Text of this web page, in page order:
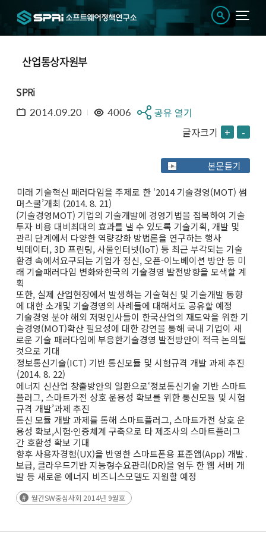
산업통상자원부
SPRi
2014.09.20 4006
공유 열기
글자크기 + -
본문듣기
미래 기술혁신 패러다임을 주제로 한 ‘2014 기술경영(MOT) 썸
머스쿨’개최 (2014. 8. 21)
(기술경영MOT) 기업의 기술개발에 경영기법을 접목하여 기술
투자 비용 대비최대의 효과를 낼 수 있도록 기술기획, 개발 및
관리 단계에서 다양한 역량강화 방법론을 연구하는 행사
빅데이터, 3D 프린팅, 사물인터넷(IoT) 등 최근 부각되는 기술
환경 속에서요구되는 기업가 정신, 오픈-이노베이션 방안 등 미
래 기술패러다임 변화와한국의 기술경영 발전방향을 모색할 계
획
또한, 실제 산업현장에서 발생하는 기술혁신 및 기술개발 동향
에 대한 소개및 기술경영의 사례들에 대해서도 공유할 예정
기술경영 분야 해외 저명인사들이 한국산업의 재도약을 위한 기
술경영(MOT)확산 필요성에 대한 강연을 통해 국내 기업이 새
로운 기술 패러다임에 부응한기술경영 발전방안이 적극 논의될
것으로 기대
정보통신기술(ICT) 기반 통신모듈 및 시험규격 개발 과제 추진
(2014. 8. 22)
에너지 신산업 창출방안의 일환으로‘정보통신기술 기반 스마트
플러그, 스마트가전 상호 운용성 확보를 위한 통신모듈 및 시험
규격 개발’과제 추진
통신 모듈 개발 과제를 통해 스마트플러그, 스마트가전 상호 운
용성 확보,시험·인증체계 구축으로 타 제조사의 스마트플러그
간 호환성 확보 기대
향후 사용자경험(UX)을 반영한 스마트폰용 표준앱(App) 개발․
보급, 클라우드기반 지능형수요관리(DR)을 염두 한 웹 서버 개
발 등 새로운 에너지 비즈니스모델도 지원할 예정
월간SW중심사회 2014년 9월호